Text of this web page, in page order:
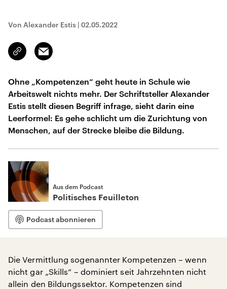
Von Alexander Estis | 02.05.2022
Link
kopieren/teilen
Email
Ohne „Kompetenzen“ geht heute in Schule wie
Arbeitswelt nichts mehr. Der Schriftsteller Alexander
Estis stellt diesen Begriff infrage, sieht darin eine
Leerformel: Es gehe schlicht um die Zurichtung von
Menschen, auf der Strecke bleibe die Bildung.
Aus dem Podcast
Politisches Feuilleton
Podcast abonnieren
Die Vermittlung sogenannter Kompetenzen – wenn
nicht gar „Skills“ – dominiert seit Jahrzehnten nicht
allein den Bildungssektor. Kompetenzen sind